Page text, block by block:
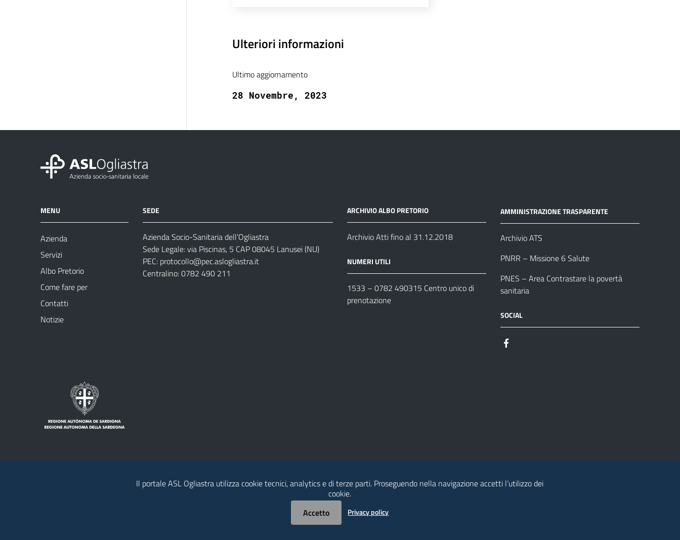
Ulteriori informazioni
Ultimo aggiornamento
28 Novembre, 2023
MENU
Azienda
Servizi
Albo Pretorio
Come fare per
Contatti
Notizie
SEDE
Azienda Socio-Sanitaria dell’Ogliastra
Sede Legale: via Piscinas, 5 CAP 08045 Lanusei (NU)
PEC: protocollo@pec.aslogliastra.it
Centralino: 0782 490 211
ARCHIVIO ALBO PRETORIO
Archivio Atti fino al 31.12.2018
NUMERI UTILI
1533 – 0782 490315 Centro unico di
prenotazione
AMMINISTRAZIONE TRASPARENTE
Archivio ATS
PNRR – Missione 6 Salute
PNES – Area Contrastare la povertà
sanitaria
SOCIAL
Privacy policy Contatti
Il portale ASL Ogliastra utilizza cookie tecnici, analytics e di terze parti. Proseguendo nella navigazione accetti l’utilizzo dei
cookie.
Accetto
Privacy policy